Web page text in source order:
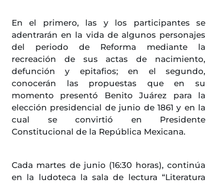
En el primero, las y los participantes se
adentrarán en la vida de algunos personajes
del periodo de Reforma mediante la
recreación de sus actas de nacimiento,
defunción y epitafios; en el segundo,
conocerán las propuestas que en su
momento presentó Benito Juárez para la
elección presidencial de junio de 1861 y en la
cual se convirtió en Presidente
Constitucional de la República Mexicana.
Cada martes de junio (16:30 horas), continúa
en la ludoteca la sala de lectura “Literatura